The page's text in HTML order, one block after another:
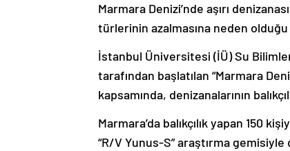
Marmara Denizi’nde aşırı
türlerinin azalmasına neden
İstanbul Üniversitesi (İÜ) Su
tarafından başlatılan “Marmara
kapsamında, denizanalarının
Marmara’da balıkçılık yapan 150
“R/V Yunus-S” araştırma